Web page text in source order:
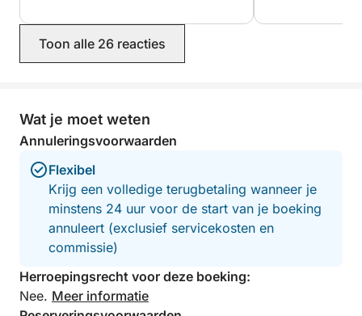
Toon alle 26 reacties
Wat je moet weten
Annuleringsvoorwaarden
Flexibel
Krijg een volledige terugbetaling wanneer je
minstens 24 uur voor de start van je boeking
annuleert (exclusief servicekosten en
commissie)
Herroepingsrecht voor deze boeking:
Nee. Meer informatie